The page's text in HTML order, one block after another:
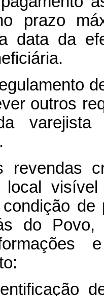
prazo
data da
outros
revendas
local
de
do Povo,